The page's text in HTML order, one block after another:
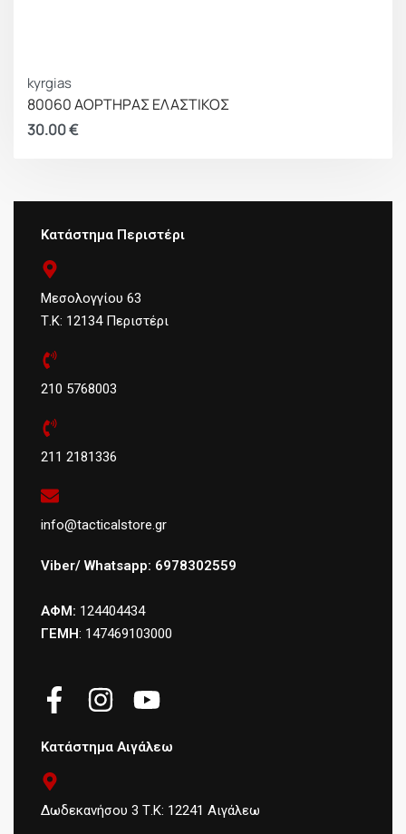
kyrgias
80060 ΑΟΡΤΗΡΑΣ ΕΛΑΣΤΙΚΟΣ
30.00€
Κατάστημα Περιστέρι
Μεσολογγίου 63
Τ.Κ: 12134 Περιστέρι
210 5768003
211 2181336
info@tacticalstore.gr
Viber/ Whatsapp: 6978302559
ΑΦΜ: 124404434
ΓΕΜΗ: 147469103000
Κατάστημα Αιγάλεω
Δωδεκανήσου 3 Τ.Κ: 12241 Αιγάλεω